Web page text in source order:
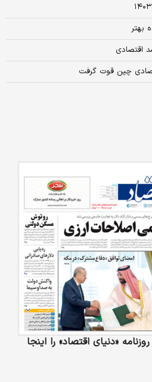
بهتر
اقتصادی
چین قوت گرفت
«دنیای‌ اقتصاد» را اینجا